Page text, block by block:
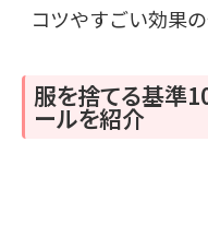
コツやすごい効果
服を捨てる基準
ールを紹介